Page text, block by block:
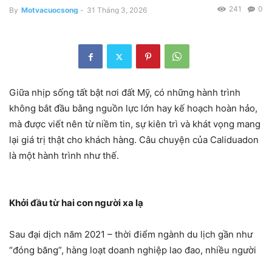
By Motvacuocsong - 31 Tháng 3, 2026 0
241
Giữa nhịp sống tất bật nơi đất Mỹ, có những hành trình
không bắt đầu bằng nguồn lực lớn hay kế hoạch hoàn hảo,
mà được viết nên từ niềm tin, sự kiên trì và khát vọng mang
lại giá trị thật cho khách hàng. Câu chuyện của Caliduadon
là một hành trình như thế.
Khởi đầu từ hai con người xa lạ
Sau đại dịch năm 2021 – thời điểm ngành du lịch gần như
“đóng băng”, hàng loạt doanh nghiệp lao đao, nhiều người